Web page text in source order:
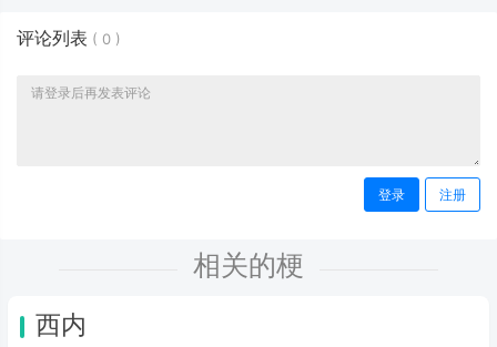
评论列表 ( 0 )
登录 注册
相关的梗
西内